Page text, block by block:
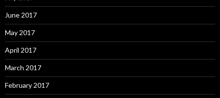
June 2017
May 2017
April 2017
March 2017
February 2017